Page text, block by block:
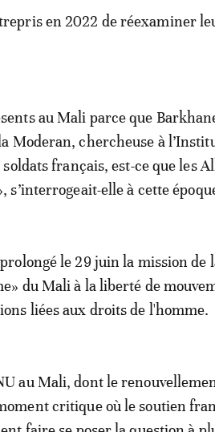
en 2022 de réexaminer
au Mali parce que
Moderan, chercheuse à
français, est-ce que les
s’interrogeait-elle à cette
le 29 juin la mission de
du Mali à la liberté de
liées aux droits de l'homme.
au Mali, dont le
critique où le soutien